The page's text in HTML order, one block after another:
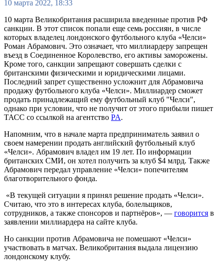
10 марта 2022, 18:33
10 марта Великобритания расширила введенные против РФ
санкции. В этот список попали еще семь россиян, в числе
которых владелец лондонского футбольного клуба «Челси»
Роман Абрамович. Это означает, что миллиардеру запрещен
въезд в Соединенное Королевство, его активы заморожены.
Кроме того, санкции запрещают совершать сделки с
британскими физическими и юридическими лицами.
Последний запрет существенно усложнит для Абрамовича
продажу футбольного клуба «Челси». Миллиардер сможет
продать принадлежащий ему футбольный клуб "Челси",
однако при условии, что не получит от этого прибыли пишет
ТАСС со ссылкой на агентство PA.
Напомним, что в начале марта предприниматель заявил о
своем намерении продать английский футбольный клуб
«Челси». Абрамович владел им 19 лет. По информации
британских СМИ, он хотел получить за клуб $4 млрд. Также
Абрамович передал управление «Челси» попечителям
благотворительного фонда.
«В текущей ситуации я принял решение продать «Челси».
Считаю, что это в интересах клуба, болельщиков,
сотрудников, а также спонсоров и партнёров», — говорится в
заявлении миллиардера на сайте клуба.
Но санкции против Абрамовича не помешают «Челси»
участвовать в матчах. Великобритания выдала лицензию
лондонскому клубу.